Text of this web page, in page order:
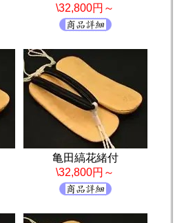
\32,800円～
亀田縞花緒付
\32,800円～